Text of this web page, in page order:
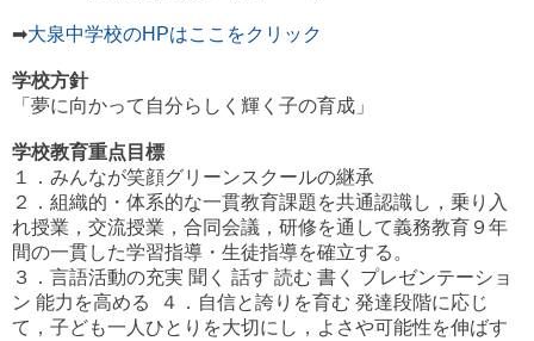
➡大泉中学校のHPはここをクリック
学校方針
「夢に向かって自分らしく輝く子の育成」
学校教育重点目標
１．みんなが笑顔グリーンスクールの継承
２．組織的・体系的な一貫教育課題を共通認識し，乗り入
れ授業，交流授業，合同会議，研修を通して義務教育９年
間の一貫した学習指導・生徒指導を確立する。
３．言語活動の充実 聞く 話す 読む 書く プレゼンテーショ
ン 能力を高める ４．自信と誇りを育む 発達段階に応じ
て，子ども一人ひとりを大切にし，よさや可能性を伸ばす